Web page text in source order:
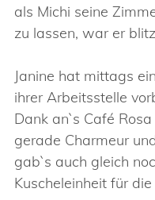
als Michi seine
zu lassen, war er
Janine hat mittags
ihrer Arbeitsstelle
Dank an`s Café
gerade Charmeur
gab`s auch gleich
Kuscheleinheit für